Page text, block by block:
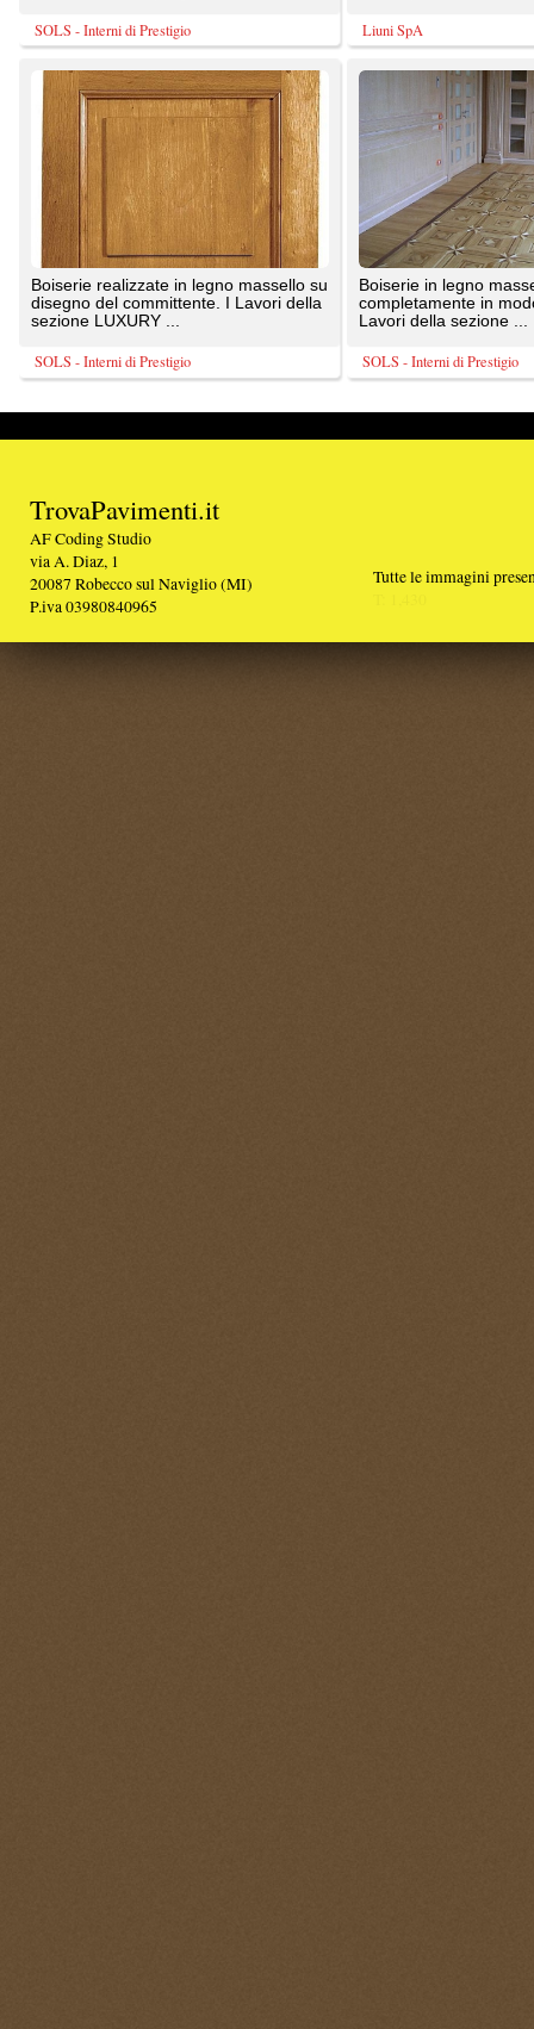
TrovaPavimenti.it
AF Coding Studio
via A. Diaz, 1
20087 Robecco sul Naviglio (MI)
P.iva 03980840965
Tutte le immagini presenti sul portale sono
T: 1,430